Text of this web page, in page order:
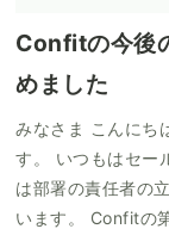
Confitの今後
めました
みなさま こんにち
す。 いつもはセー
は部署の責任者の
います。 Confitの